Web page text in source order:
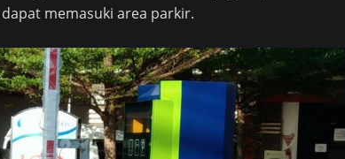
memasuki area parkir.